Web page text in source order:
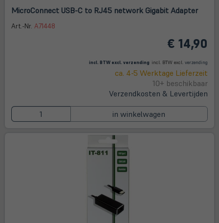
MicroConnect USB-C to RJ45 network Gigabit Adapter
Art.-Nr. A71448
€ 14,90
incl. BTW excl. verzending incl. BTW excl. verzending
ca. 4-5 Werktage Lieferzeit
10+ beschikbaar
Verzendkosten & Levertijden
in winkelwagen